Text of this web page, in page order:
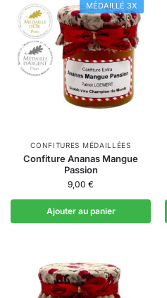
MÉDAILLÉ 3X
CONFITURES MÉDAILLÉES
Confiture Ananas Mangue
Passion
9,00 €
Ajouter au panier